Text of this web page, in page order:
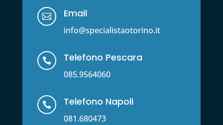
 Email
info@specialistaotorino.it
 Telefono Pescara
085.9564060
 Telefono Napoli
081.680473